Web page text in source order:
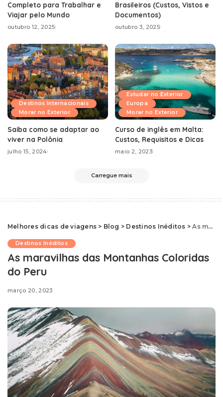
Completo para Trabalhar e
Viajar pelo Mundo
outubro 12, 2025
Brasileiros (Custos, Vistos e
Documentos)
outubro 3, 2025
Destinos Internacionais
Morar no Exterior
Saiba como se adaptar ao
viver na Polônia
julho 15, 2024
Estudar no Exterior
Europa
Morar no Exterior
Curso de inglês em Malta:
Custos, Requisitos e Dicas
maio 2, 2023
Carregue mais
Melhores dicas de viagens > Blog > Destinos Inéditos >As maravilhas das Montanhas Coloridas do Peru
Destinos Inéditos
As maravilhas das Montanhas Coloridas
do Peru
março 20, 2023